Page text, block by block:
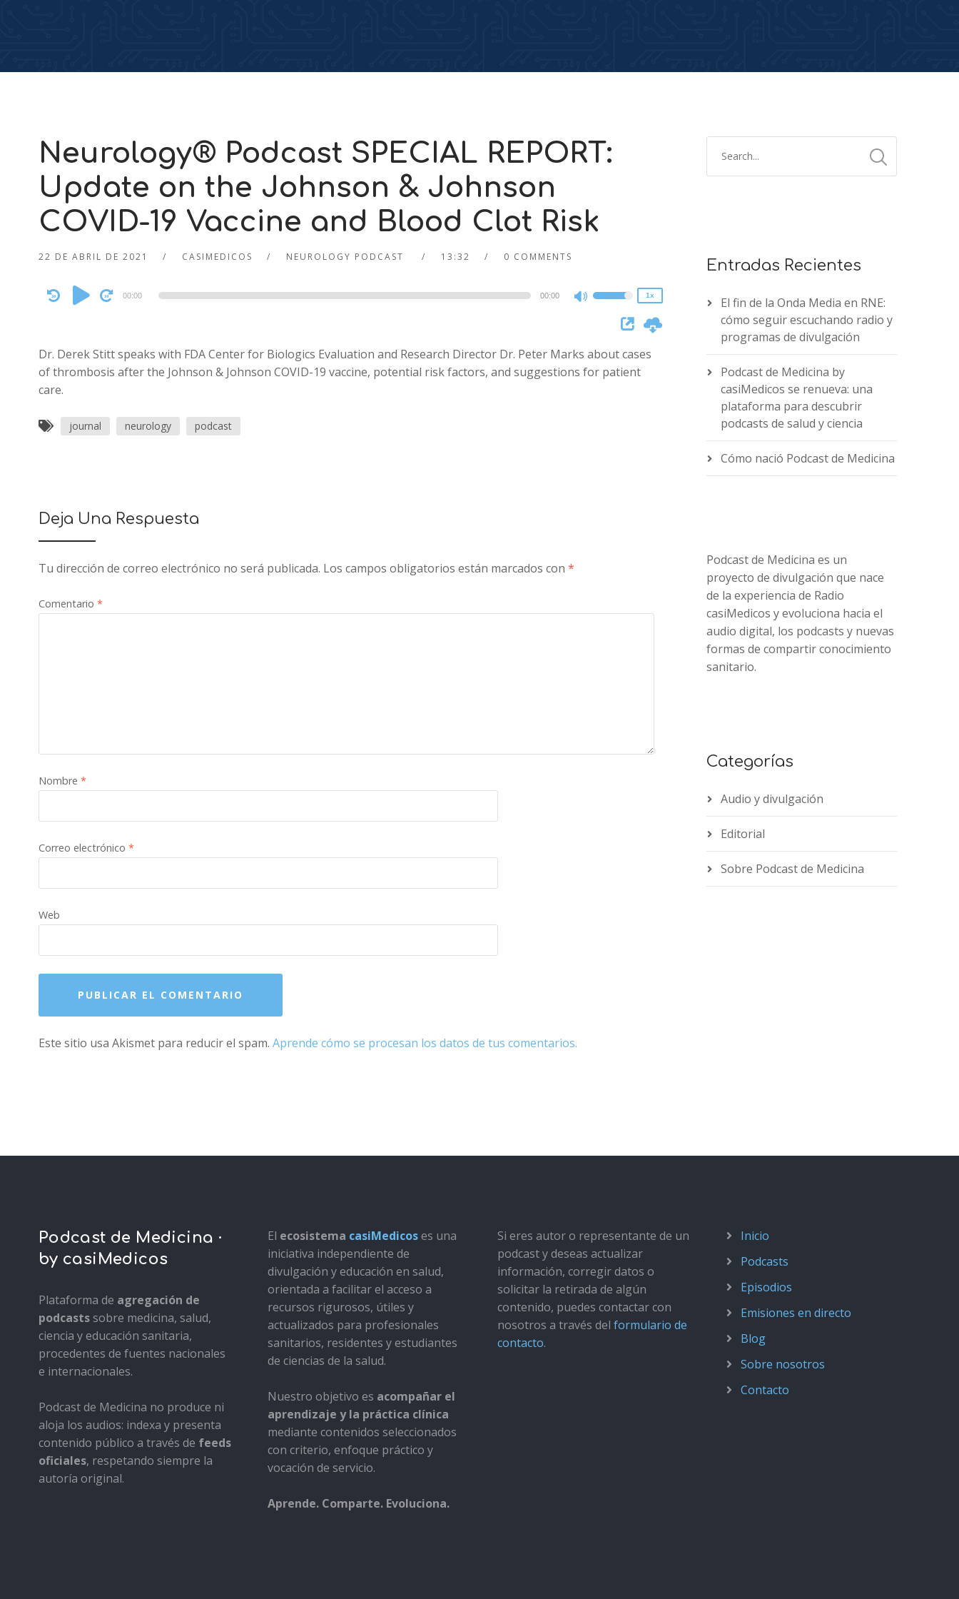
Neurology® Podcast SPECIAL REPORT:
Update on the Johnson & Johnson
COVID-19 Vaccine and Blood Clot Risk
22 DE ABRIL DE 2021 CASIMEDICOS NEUROLOGY PODCAST 13:32 0 COMMENTS
Audio
Player
00:00 00:00
Use
Up/Down
keys
to
1x
Dr. Derek Stitt speaks with FDA Center for Biologics Evaluation and Research Director Dr. Peter Marks about cases
of thrombosis after the Johnson & Johnson COVID-19 vaccine, potential risk factors, and suggestions for patient
care.
journal neurology podcast
Deja Una Respuesta
Tu dirección de correo electrónico no será publicada. Los campos obligatorios están marcados con *
Comentario *
Nombre *
Correo electrónico *
Web
Este sitio usa Akismet para reducir el spam. Aprende cómo se procesan los datos de tus comentarios.
Entradas Recientes
El fin de la Onda Media en RNE:
cómo seguir escuchando radio y
programas de divulgación
Podcast de Medicina by
casiMedicos se renueva: una
plataforma para descubrir
podcasts de salud y ciencia
Cómo nació Podcast de Medicina
Podcast de Medicina es un
proyecto de divulgación que nace
de la experiencia de Radio
casiMedicos y evoluciona hacia el
audio digital, los podcasts y nuevas
formas de compartir conocimiento
sanitario.
Categorías
Audio y divulgación
Editorial
Sobre Podcast de Medicina
Podcast de Medicina ·
by casiMedicos
Plataforma de agregación de
podcastssobre medicina, salud,
ciencia y educación sanitaria,
procedentes de fuentes nacionales
e internacionales.
Podcast de Medicina no produce ni
aloja los audios: indexa y presenta
contenido público a través de feeds
oficiales, respetando siempre la
autoría original.
El ecosistema casiMedicoses una
iniciativa independiente de
divulgación y educación en salud,
orientada a facilitar el acceso a
recursos rigurosos, útiles y
actualizados para profesionales
sanitarios, residentes y estudiantes
de ciencias de la salud.
Nuestro objetivo es acompañar el
aprendizaje y la práctica clínica
mediante contenidos seleccionados
con criterio, enfoque práctico y
vocación de servicio.
Aprende. Comparte. Evoluciona.
Si eres autor o representante de un
podcast y deseas actualizar
información, corregir datos o
solicitar la retirada de algún
contenido, puedes contactar con
nosotros a través del formulario de
contacto.
Inicio
Podcasts
Episodios
Emisiones en directo
Blog
Sobre nosotros
Contacto